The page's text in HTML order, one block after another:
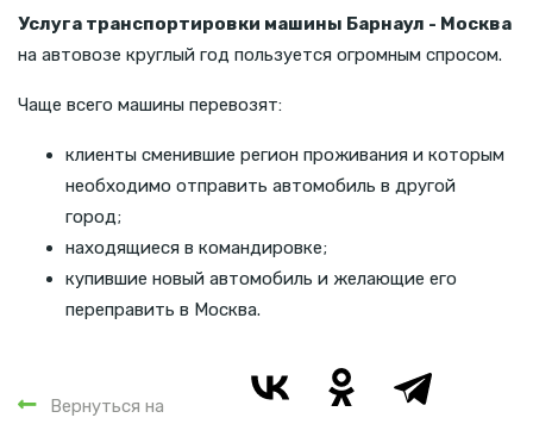
Услуга транспортировки машины Барнаул - Москва
на автовозе круглый год пользуется огромным спросом.
Чаще всего машины перевозят:
клиенты сменившие регион проживания и которым
необходимо отправить автомобиль в другой
город;
находящиеся в командировке;
купившие новый автомобиль и желающие его
переправить в Москва.
Вернуться на